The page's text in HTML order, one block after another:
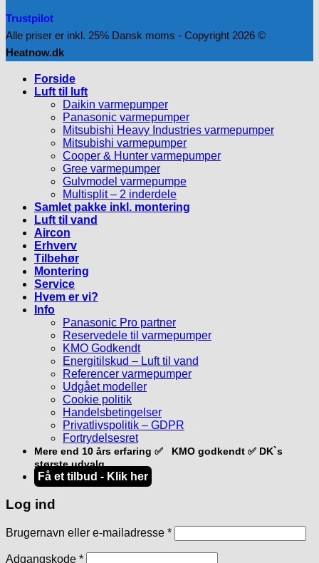
Trustpilot
Alle priser er inkl. 25% Dansk moms - Copyright 2026 ©
Heatnow.dk
Forside
Luft til luft
Daikin varmepumper
Panasonic varmepumper
Mitsubishi Heavy Industries varmepumper
Mitsubishi varmepumper
Cooper & Hunter varmepumper
Gree varmepumper
Gulvmodel varmepumpe
Multisplit – 2 inderdele
Samlet pakke inkl. montering
Luft til vand
Aircon
Erhverv
Tilbehør
Montering
Service
Hvem er vi?
Info
Panasonic Pro partner
Reservedele til varmepumper
KMO Godkendt
Energitilskud – Luft til vand
Referencer varmepumper
Udgået modeller
Cookie politik
Handelsbetingelser
Privatlivspolitik – GDPR
Fortrydelsesret
Mere end 10 års erfaring ✅ KMO godkendt ✅ DK`s
største udvalg
Få et tilbud - Klik her
Log ind
Brugernavn eller e-mailadresse *Påkrævet
Adgangskode *Påkrævet